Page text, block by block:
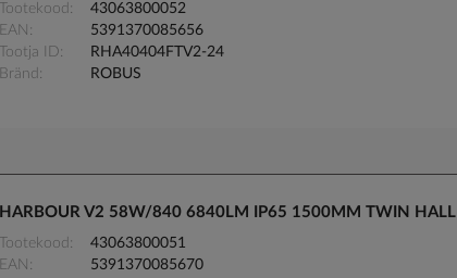
Tootekood
43063800052
EAN
5391370085656
Tootja ID
RHA40404FTV2-24
Bränd
ROBUS
HARBOUR V2 58W/840 6840LM IP65 1500MM TWIN HALL
Tootekood
43063800051
EAN
5391370085670